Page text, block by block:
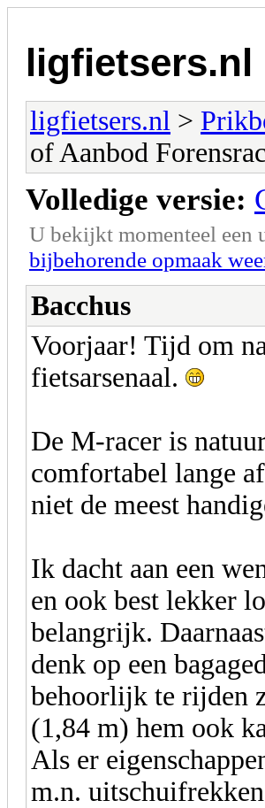
ligfietsers.nl
ligfietsers.nl >
of Aanbod
Volledige versie:
U bekijkt momenteel een
bijbehorende opmaak
Bacchus
Voorjaar! Tijd om
fietsarsenaal.
De M-racer is
comfortabel lange
niet de meest
Ik dacht aan een
en ook best lekker
belangrijk.
denk op een
behoorlijk te rijden
(1,84 m) hem ook
Als er
m.n.